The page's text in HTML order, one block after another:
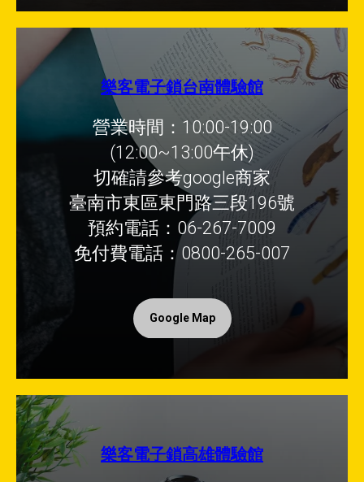
樂客電子鎖台南體驗館
營業時間：10:00-19:00
(12:00~13:00午休)
切確請參考google商家
臺南市東區東門路三段196號
預約電話：06-267-7009
免付費電話：0800-265-007
Google Map
樂客電子鎖高雄體驗館